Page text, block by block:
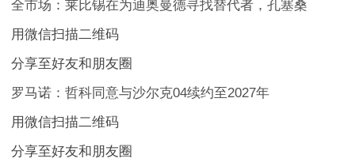
全市场：莱比锡在为迪奥曼德寻找替代者，孔塞桑
用微信扫描二维码
分享至好友和朋友圈
罗马诺：哲科同意与沙尔克04续约至2027年
用微信扫描二维码
分享至好友和朋友圈